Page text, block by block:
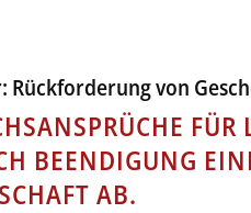
Rückforderung von
BEENDIGUNG
AB.